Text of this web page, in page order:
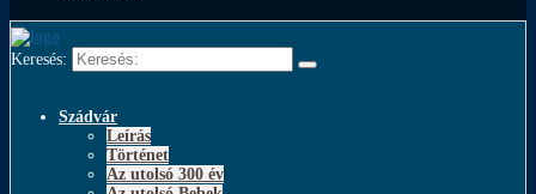
Keresés:
Szádvár
Leírás
Történet
Az utolsó 300 év